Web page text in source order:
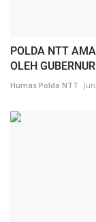
POLDA NTT
OLEH
Humas Polda NTT